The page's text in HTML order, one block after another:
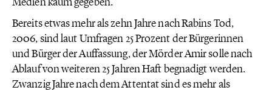
Bereits etwas mehr als zehn Jahre nach Rabins Tod,
2006, sind laut Umfragen 25 Prozent der Bürgerinnen
und Bürger der Auffassung, der Mörder Amir solle nach
Ablauf von weiteren 25 Jahren Haft begnadigt werden.
Zwanzig Jahre nach dem Attentat sind es mehr als